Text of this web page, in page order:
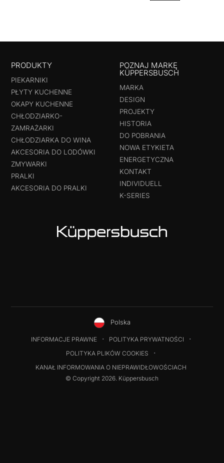
PRODUKTY
PIEKARNIKI
PŁYTY KUCHENNE
OKAPY KUCHENNE
CHŁODZIARKO-
ZAMRAŻARKI
CHŁODZIARKA DO WINA
AKCESORIA DO LODÓWKI
ZMYWARKI
PRALKI
AKCESORIA DO PRALKI
POZNAJ MARKĘ
KÜPPERSBUSCH
MARKA
DESIGN
PROJEKTY
HISTORIA
DO POBRANIA
NOWA ETYKIETA
ENERGETYCZNA
KONTAKT
INDIVIDUELL
K-SERIES
Polska
INFORMACJE PRAWNE
POLITYKA PRYWATNOŚCI
POLITYKA PLIKÓW COOKIES
KANAŁ INFORMOWANIA O NIEPRAWIDŁOWOŚCIACH
© Copyright 2026. Küppersbusch